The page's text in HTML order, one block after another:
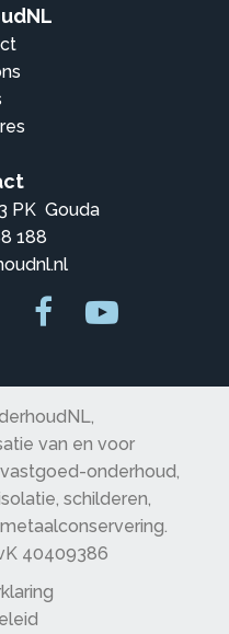
PK Gouda
188
van en voor
onderhoud,
schilderen,
40409386